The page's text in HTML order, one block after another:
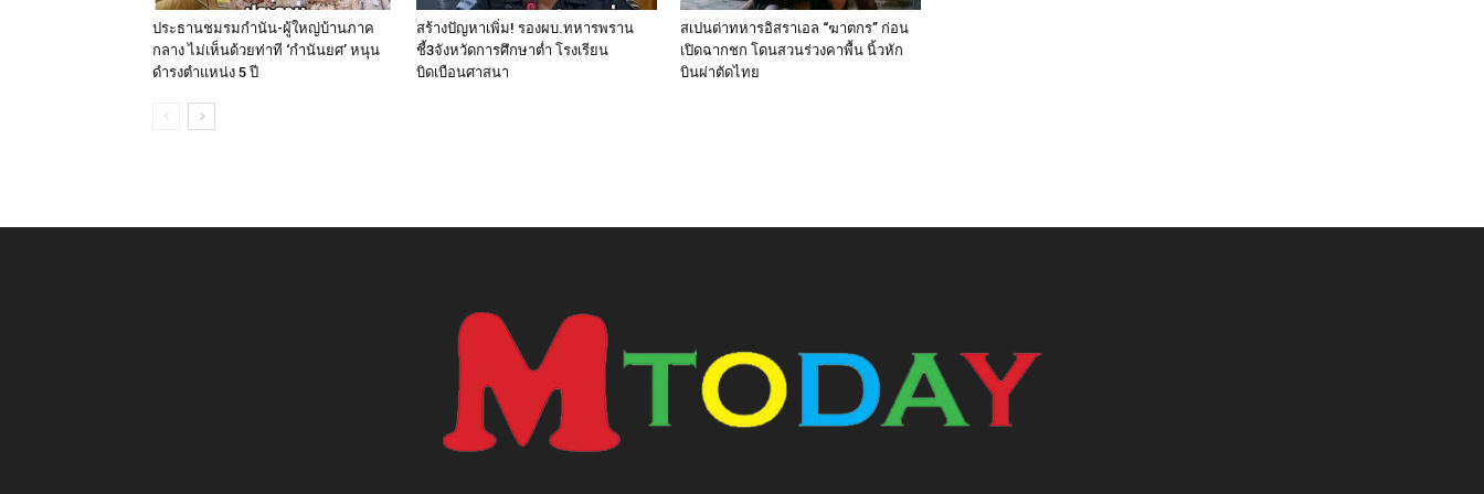
ประธานชมรมกำนัน-ผู้ใหญ่บ้านภาค
กลาง ไม่เห็นด้วยท่าที ‘กำนันยศ’ หนุน
ดำรงตำแหน่ง 5 ปี
สร้างปัญหาเพิ่ม! รองผบ.ทหารพราน
ชี้3จังหวัดการศึกษาต่ำ โรงเรียน
บิดเบือนศาสนา
สเปนด่าทหารอิสราเอล “ฆาตกร” ก่อน
เปิดฉากชก โดนสวนร่วงคาพื้น นิ้วหัก
บินผ่าตัดไทย